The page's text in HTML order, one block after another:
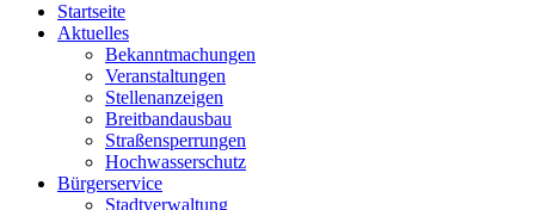
Startseite
Aktuelles
Bekanntmachungen
Veranstaltungen
Stellenanzeigen
Breitbandausbau
Straßensperrungen
Hochwasserschutz
Bürgerservice
Stadtverwaltung